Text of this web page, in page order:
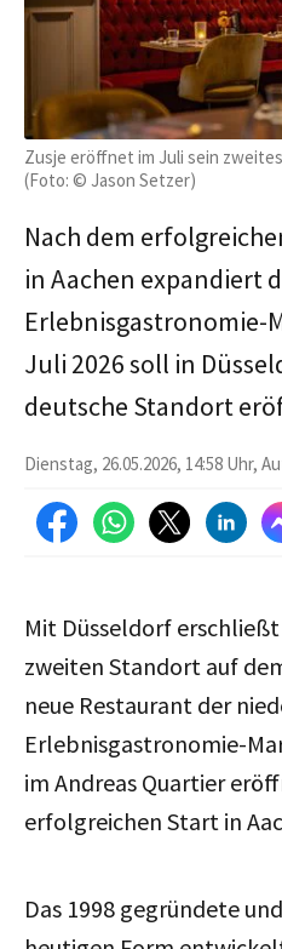
Zusje eröffnet im Juli sein
(Foto: © Jason Setzer)
Nach dem
in Aachen expandiert
Erlebnisgastronomie-
Juli 2026 soll in
deutsche Standort
Dienstag, 26.05.2026, 14:58 Uhr,
Mit Düsseldorf
zweiten Standort auf
neue Restaurant der
Erlebnisgastronomie-
im Andreas Quartier
erfolgreichen Start in
Das 1998 gegründete